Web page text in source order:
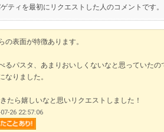
ティを最初にリクエストした人のコメントです。
の表面が特徴あります。
るパスタ、あまりおいしくないなと思っていた
なりました。
たら嬉しいなと思いリクエストしました！
26 22:57:06